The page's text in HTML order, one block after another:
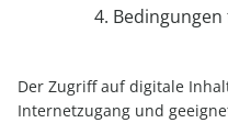
4.
Der Zugriff auf digitale
Internetzugang und